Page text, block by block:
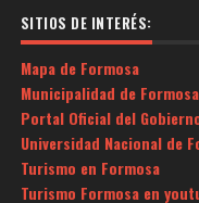
SITIOS DE INTERÉS:
Mapa de Formosa
Municipalidad de Formosa
Portal Oficial del
Universidad Nacional de
Turismo en Formosa
Turismo Formosa en